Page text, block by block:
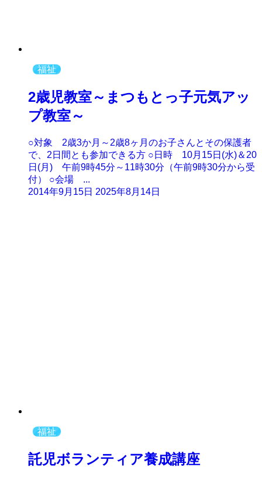
福祉
2歳児教室～まつもとっ子元気アッ
プ教室～
○対象 2歳3か月～2歳8ヶ月のお子さんとその保護者
で、2日間とも参加できる方 ○日時 10月15日(水)＆20
日(月) 午前9時45分～11時30分（午前9時30分から受
付） ○会場 ...
2014年9月15日 2025年8月14日
福祉
託児ボランティア養成講座